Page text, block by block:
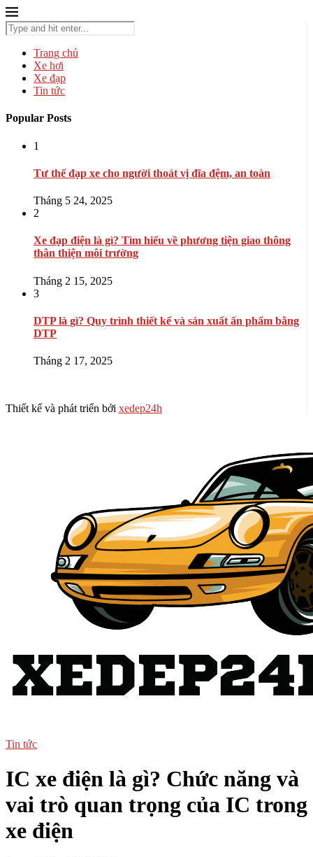
Trang chủ
Xe hơi
Xe đạp
Tin tức
Popular Posts
1
Tư thế đạp xe cho người thoát vị đĩa đệm, an toàn
Tháng 5 24, 2025
2
Xe đạp điện là gì? Tìm hiểu về phương tiện giao thông
thân thiện môi trường
Tháng 2 15, 2025
3
DTP là gì? Quy trình thiết kế và sản xuất ấn phẩm bằng
DTP
Tháng 2 17, 2025
Thiết kế và phát triển bởi xedep24h
Tin tức
IC xe điện là gì? Chức năng và
vai trò quan trọng của IC trong
xe điện